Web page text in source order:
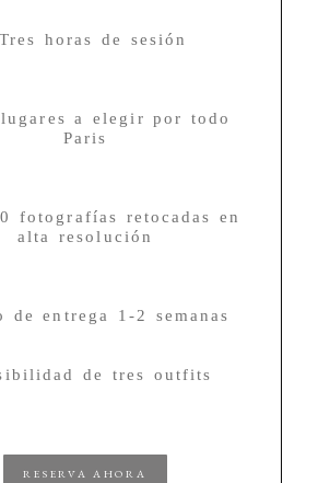
horas de sesión
a elegir por todo
Paris
fotografías retocadas en
alta resolución
de entrega 1-2 semanas
de tres outfits
RESERVA AHORA